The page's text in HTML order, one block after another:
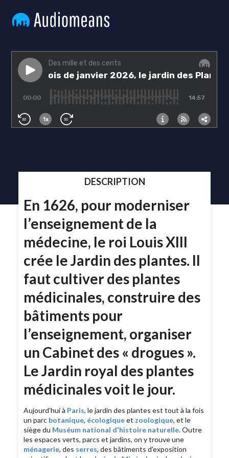
DESCRIPTION
En 1626, pour moderniser
l’enseignement de la
médecine, le roi Louis XIII
crée le Jardin des plantes. Il
faut cultiver des plantes
médicinales, construire des
bâtiments pour
l’enseignement, organiser
un Cabinet des « drogues ».
Le Jardin royal des plantes
médicinales voit le jour.
Aujourd’hui à Paris, le jardin des plantes est tout à la fois
un parc botanique, écologiqueet zoologique, et le
siège du Muséum national d'histoire naturelle. Outre
les espaces verts, parcs et jardins, on y trouve une
ménagerie, des serres, des bâtiments d'exposition